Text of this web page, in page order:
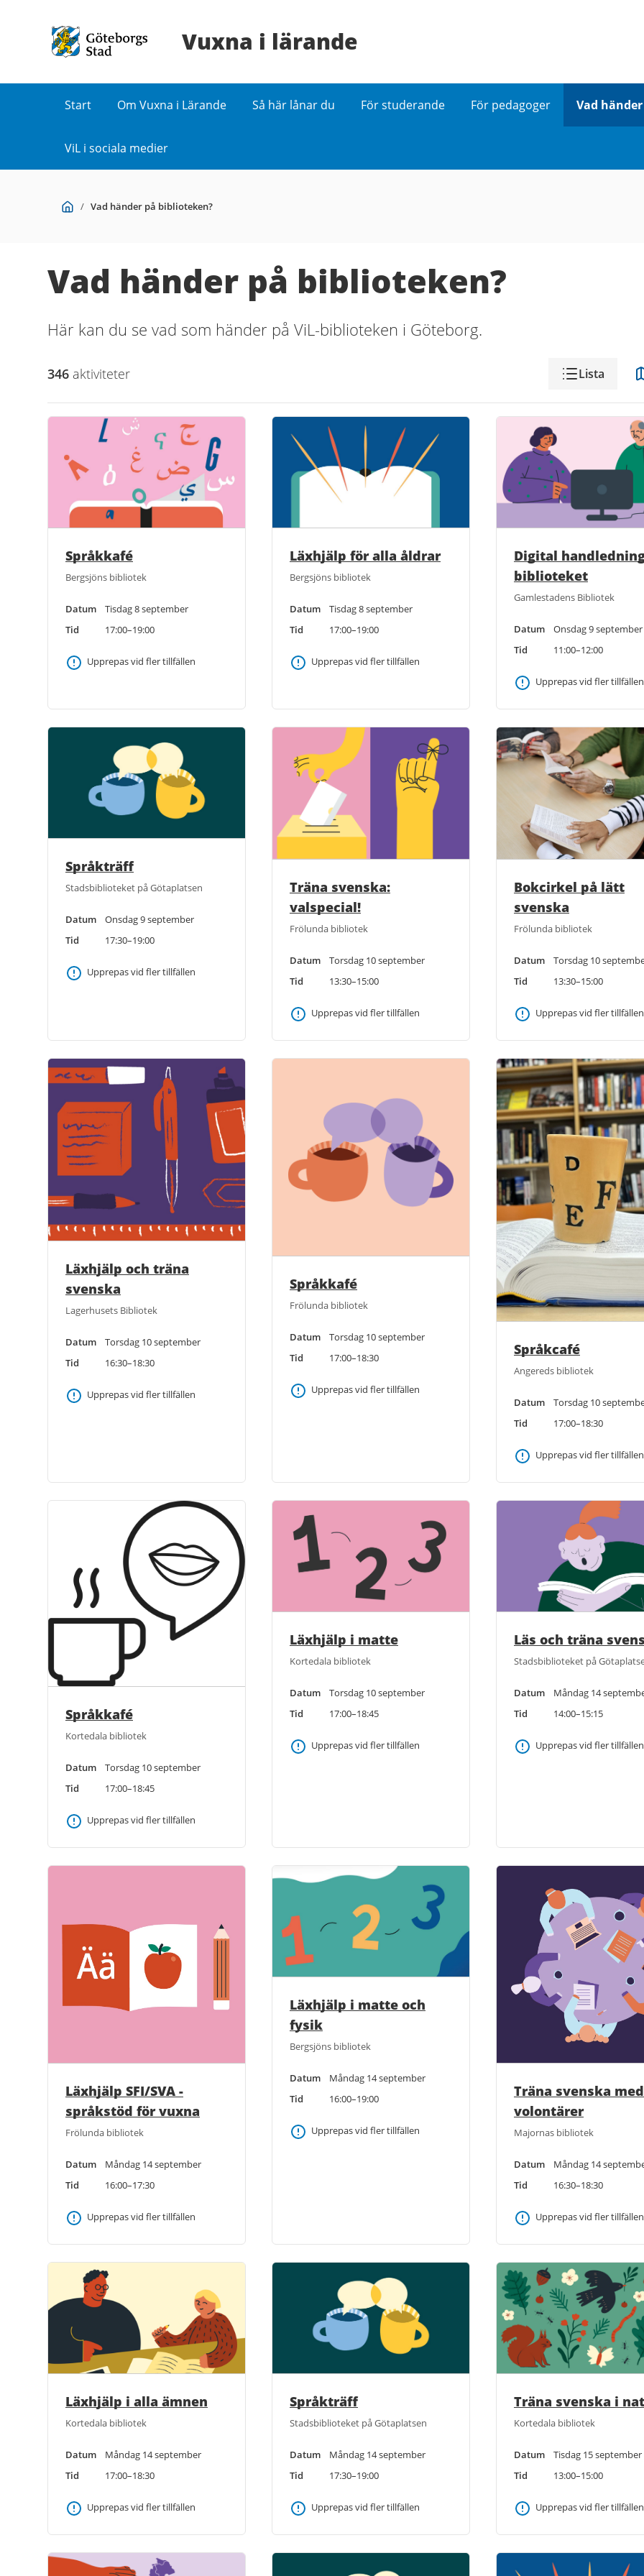
Vuxna i lärande
Start Om Vuxna i Lärande Så här lånar du För studerande För pedagoger Vad
ViL i sociala medier
Du Start
/ Vad händer på biblioteken?
Vad händer på biblioteken?
Här kan du se vad som händer på ViL-biblioteken i Göteborg.
VisningLista
346 aktiviteter
Språkkafé
Bergsjöns bibliotek
Datum
Tisdag 8 september
Tid
17:00–19:00
Upprepas vid fler tillfällen
Läxhjälp för alla åldrar
Bergsjöns bibliotek
Datum
Tisdag 8 september
Tid
17:00–19:00
Upprepas vid fler tillfällen
Digital
biblioteket
Gamlestadens Bibliotek
Datum
Onsdag 9 september
Tid
11:00–12:00
Upprepas vid fler tillfällen
Språkträff
Stadsbiblioteket på Götaplatsen
Datum
Onsdag 9 september
Tid
17:30–19:00
Upprepas vid fler tillfällen
Träna svenska:
valspecial!
Frölunda bibliotek
Datum
Torsdag 10 september
Tid
13:30–15:00
Upprepas vid fler tillfällen
Bokcirkel på lätt
svenska
Frölunda bibliotek
Datum
Torsdag 10
Tid
13:30–15:00
Upprepas vid fler tillfällen
Läxhjälp och träna
svenska
Lagerhusets Bibliotek
Datum
Torsdag 10 september
Tid
16:30–18:30
Upprepas vid fler tillfällen
Språkkafé
Frölunda bibliotek
Datum
Torsdag 10 september
Tid
17:00–18:30
Upprepas vid fler tillfällen
Språkcafé
Angereds bibliotek
Datum
Torsdag 10
Tid
17:00–18:30
Upprepas vid fler tillfällen
Språkkafé
Kortedala bibliotek
Datum
Torsdag 10 september
Tid
17:00–18:45
Upprepas vid fler tillfällen
Läxhjälp i matte
Kortedala bibliotek
Datum
Torsdag 10 september
Tid
17:00–18:45
Upprepas vid fler tillfällen
Läs och träna
Stadsbiblioteket på
Datum
Måndag 14
Tid
14:00–15:15
Upprepas vid fler tillfällen
Läxhjälp SFI/SVA -
språkstöd för vuxna
Frölunda bibliotek
Datum
Måndag 14 september
Tid
16:00–17:30
Upprepas vid fler tillfällen
Läxhjälp i matte och
fysik
Bergsjöns bibliotek
Datum
Måndag 14 september
Tid
16:00–19:00
Upprepas vid fler tillfällen
Träna svenska med
volontärer
Majornas bibliotek
Datum
Måndag 14
Tid
16:30–18:30
Upprepas vid fler tillfällen
Läxhjälp i alla ämnen
Kortedala bibliotek
Datum
Måndag 14 september
Tid
17:00–18:30
Upprepas vid fler tillfällen
Språkträff
Stadsbiblioteket på Götaplatsen
Datum
Måndag 14 september
Tid
17:30–19:00
Upprepas vid fler tillfällen
Träna svenska i
Kortedala bibliotek
Datum
Tisdag 15 september
Tid
13:00–15:00
Upprepas vid fler tillfällen